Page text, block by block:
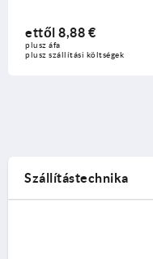
RÉSZLETEK
Szállítástechnika